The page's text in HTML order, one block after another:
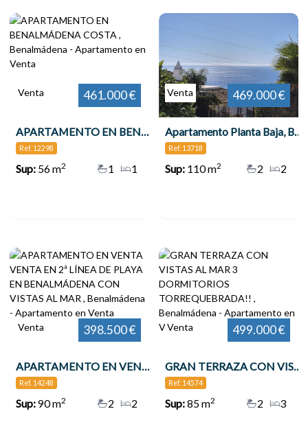
Venta 461.000 €
APARTAMENTO EN BENALMÁDENA COSTA , Benalmádena
Ref. 12298
Sup:56 m2 1
1
Venta 469.000 €
Apartamento Planta Baja, Benalmadena
Ref. 13718
Sup:110 m2 2
2
Venta 398.500 €
APARTAMENTO EN VENTA VENTA EN 2ª LÍNEA DE PLAYA EN BENALMÁDENA CON VISTAS AL MAR , Benalmádena
Ref. 14248
Sup:90 m2 2
2
Venta 499.000 €
GRAN TERRAZA CON VISTAS AL MAR 3 DORMITORIOS TORREQUEBRADA!! , Benalmádena
Ref. 14574
Sup:85 m2 3
2